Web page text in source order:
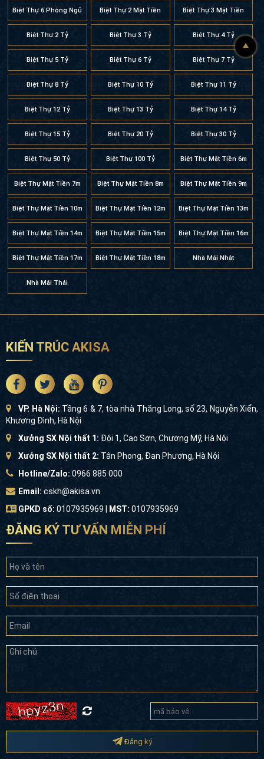
Biệt Thự 6 Phòng Ngủ Biệt Thự 2 Mặt Tiền Biệt Thự 3 Mặt Tiền
Biệt Thự 2 Tỷ Biệt Thự 3 Tỷ Biệt Thự 4 Tỷ
Biệt Thự 5 Tỷ Biệt Thự 6 Tỷ Biệt Thự 7 Tỷ
Biệt Thự 8 Tỷ Biệt Thự 10 Tỷ Biệt Thự 11 Tỷ
Biệt Thự 12 Tỷ Biệt Thự 13 Tỷ Biệt Thự 14 Tỷ
Biệt Thự 15 Tỷ Biệt Thự 20 Tỷ Biệt Thự 30 Tỷ
Biệt Thự 50 Tỷ Biệt Thự 100 Tỷ Biệt Thự Mặt Tiền 6m
Biệt Thự Mặt Tiền 7m Biệt Thự Mặt Tiền 8m Biệt Thự Mặt Tiền 9m
Biệt Thự Mặt Tiền 10m Biệt Thự Mặt Tiền 12m Biệt Thự Mặt Tiền 13m
Biệt Thự Mặt Tiền 14m Biệt Thự Mặt Tiền 15m Biệt Thự Mặt Tiền 16m
Biệt Thự Mặt Tiền 17m Biệt Thự Mặt Tiền 18m Nhà Mái Nhật
Nhà Mái Thái
KIẾN TRÚC AKISA
VP. Hà Nội: Tầng 6 & 7, tòa nhà Thăng Long, số 23, Nguyễn Xiển,
Khương Đình, Hà Nội
Xưởng SX Nội thất 1: Đội 1, Cao Sơn, Chương Mỹ, Hà Nội
Xưởng SX Nội thất 2: Tân Phong, Đan Phượng, Hà Nội
Hotline/Zalo: 0966 885 000
Email: cskh@akisa.vn
GPKD số: 0107935969 | MST: 0107935969
ĐĂNG KÝ TƯ VẤN MIỄN PHÍ
Đăng ký